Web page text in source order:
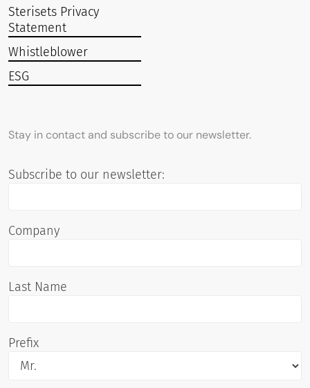
Stay in contact and subscribe to our newsletter.
Subscribe to our newsletter:
Company
Last Name
Prefix
Sterisets Privacy
Statement
Whistleblower
ESG